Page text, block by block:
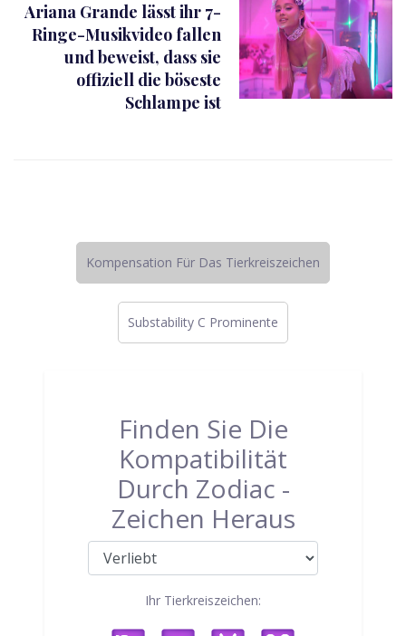
Ariana Grande lässt ihr 7-
Ringe-Musikvideo fallen
und beweist, dass sie
offiziell die böseste
Schlampe ist
Kompensation Für Das Tierkreiszeichen
Substability C Prominente
Finden Sie Die
Kompatibilität
Durch Zodiac -
Zeichen Heraus
Ihr Tierkreiszeichen: